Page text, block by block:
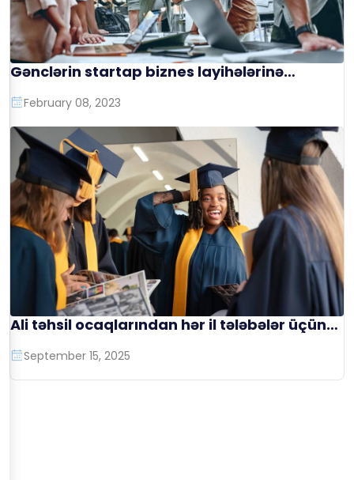
Gənclərin startap biznes layihələrinə
February 08, 2023
Ali təhsil ocaqlarından hər il tələbələr üçün
September 15, 2025